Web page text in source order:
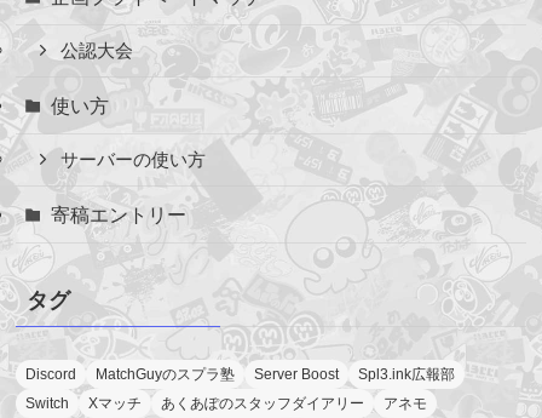
公認大会
使い方
サーバーの使い方
寄稿エントリー
タグ
Discord MatchGuyのスプラ塾 Server Boost
Spl3.ink広報部
Switch
Xマッチ あくあぽのスタッフダイアリー
アネモ